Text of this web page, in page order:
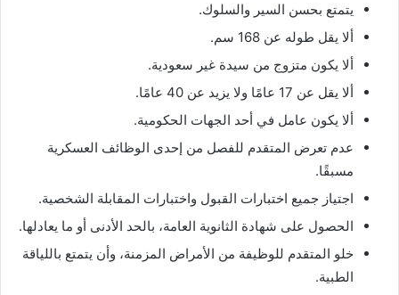
يتمتع بحسن السير والسلوك.
ألا يقل طوله عن 168 سم.
ألا يكون متزوج من سيدة غير سعودية.
ألا يقل عن 17 عامًا ولا يزيد عن 40 عامًا.
ألا يكون عامل في أحد الجهات الحكومية.
عدم تعرض المتقدم للفصل من إحدى الوظائف العسكرية
مسبقًا.
اجتياز جميع اختبارات القبول واختبارات المقابلة الشخصية.
الحصول على شهادة الثانوية العامة، بالحد الأدنى أو ما يعادلها.
خلو المتقدم للوظيفة من الأمراض المزمنة، وأن يتمتع باللياقة
الطبية.